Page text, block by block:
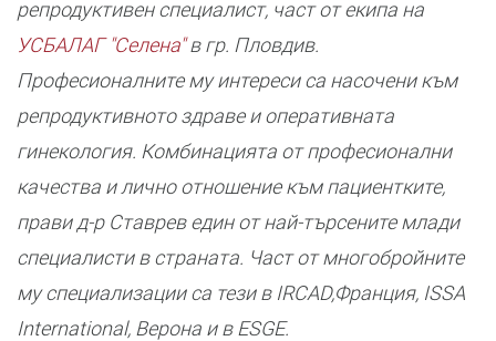
репродуктивен специалист, част от екипа на
УСБАЛАГ "Селена"в гр. Пловдив.
Професионалните му интереси са насочени към
репродуктивното здраве и оперативната
гинекология. Комбинацията от професионални
качества и лично отношение към пациентките,
прави д-р Ставрев един от най-търсените млади
специалисти в страната. Част от многобройните
му специализации са тези в IRCAD,Франция, ISSA
International, Верона и в ESGE.